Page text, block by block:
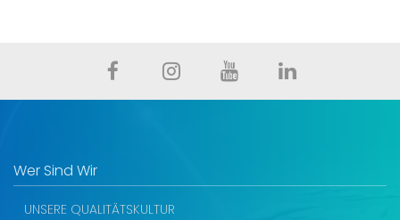
Wer Sind Wir
UNSERE QUALITÄTSKULTUR